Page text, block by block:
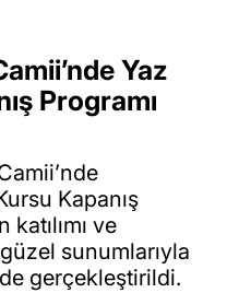
Yaz
Programı
Kapanış
ve
sunumlarıyla
gerçekleştirildi.